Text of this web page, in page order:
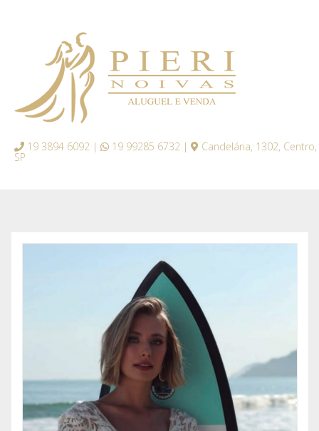
19 3894 6092 | 19 99285 6732 | Candelária, 1302,
SP